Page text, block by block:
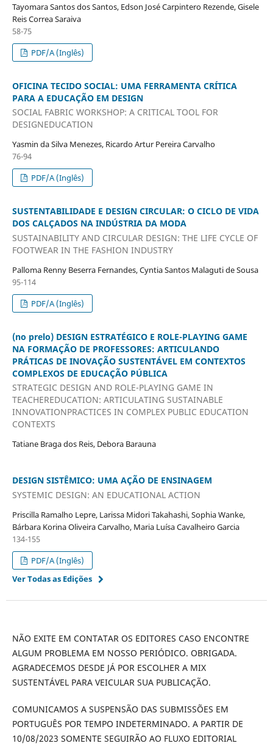
Tayomara Santos dos Santos, Edson José Carpintero Rezende, Gisele
Reis Correa Saraiva
58-75
PDF/A (Inglês)
OFICINA TECIDO SOCIAL: UMA FERRAMENTA CRÍTICA
PARA A EDUCAÇÃO EM DESIGN
SOCIAL FABRIC WORKSHOP: A CRITICAL TOOL FOR
DESIGNEDUCATION
Yasmin da Silva Menezes, Ricardo Artur Pereira Carvalho
76-94
PDF/A (Inglês)
SUSTENTABILIDADE E DESIGN CIRCULAR: O CICLO DE VIDA
DOS CALÇADOS NA INDÚSTRIA DA MODA
SUSTAINABILITY AND CIRCULAR DESIGN: THE LIFE CYCLE OF
FOOTWEAR IN THE FASHION INDUSTRY
Palloma Renny Beserra Fernandes, Cyntia Santos Malaguti de Sousa
95-114
PDF/A (Inglês)
(no prelo) DESIGN ESTRATÉGICO E ROLE-PLAYING GAME
NA FORMAÇÃO DE PROFESSORES: ARTICULANDO
PRÁTICAS DE INOVAÇÃO SUSTENTÁVEL EM CONTEXTOS
COMPLEXOS DE EDUCAÇÃO PÚBLICA
STRATEGIC DESIGN AND ROLE-PLAYING GAME IN
TEACHEREDUCATION: ARTICULATING SUSTAINABLE
INNOVATIONPRACTICES IN COMPLEX PUBLIC EDUCATION
CONTEXTS
Tatiane Braga dos Reis, Debora Barauna
DESIGN SISTÊMICO: UMA AÇÃO DE ENSINAGEM
SYSTEMIC DESIGN: AN EDUCATIONAL ACTION
Priscilla Ramalho Lepre, Larissa Midori Takahashi, Sophia Wanke,
Bárbara Korina Oliveira Carvalho, Maria Luísa Cavalheiro Garcia
134-155
PDF/A (Inglês)
Ver Todas as Edições
NÃO EXITE EM CONTATAR OS EDITORES CASO ENCONTRE
ALGUM PROBLEMA EM NOSSO PERIÓDICO. OBRIGADA.
AGRADECEMOS DESDE JÁ POR ESCOLHER A MIX
SUSTENTÁVEL PARA VEICULAR SUA PUBLICAÇÃO.
COMUNICAMOS A SUSPENSÃO DAS SUBMISSÕES EM
PORTUGUÊS POR TEMPO INDETERMINADO. A PARTIR DE
10/08/2023 SOMENTE SEGUIRÃO AO FLUXO EDITORIAL